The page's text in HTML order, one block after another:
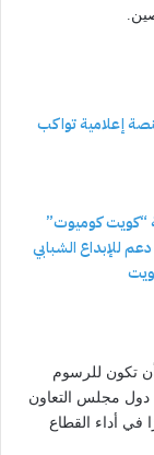
إعلامية تواكب
“كويت كوميوت”
للإبداع الشبابي
أن تكون للرسوم
دول مجلس التعاون
في أداء القطاع